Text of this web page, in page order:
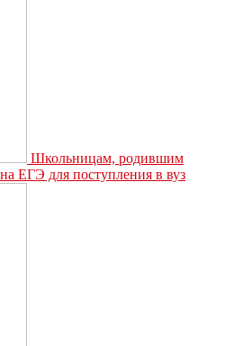
Школьницам, родившим
ЕГЭ для поступления в вуз